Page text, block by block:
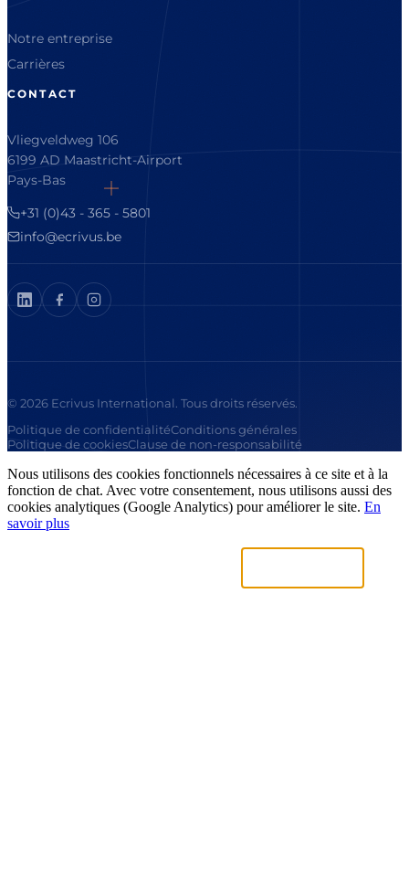
Notre entreprise
Carrières
CONTACT
Vliegveldweg 106
6199 AD Maastricht-Airport
Pays-Bas
+31 (0)43 - 365 - 5801
info@ecrivus.be
© 2026 Ecrivus International. Tous droits réservés.
Politique de confidentialitéConditions générales
Politique de cookiesClause de non-responsabilité
Nous utilisons des cookies fonctionnels nécessaires à ce site et à la
fonction de chat. Avec votre consentement, nous utilisons aussi des
cookies analytiques (Google Analytics) pour améliorer le site. En
savoir plus